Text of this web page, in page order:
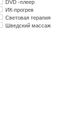
DVD -плеер
ИК-прогрев
Световая терапия
Шведский массаж